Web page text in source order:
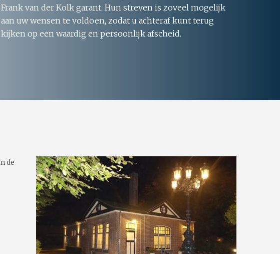
Frank van der Kolk garant. Hun streven is zoveel mogelijk
aan uw wensen te voldoen, zodat u achteraf kunt terug
kijken op een waardig en persoonlijk afscheid.
de